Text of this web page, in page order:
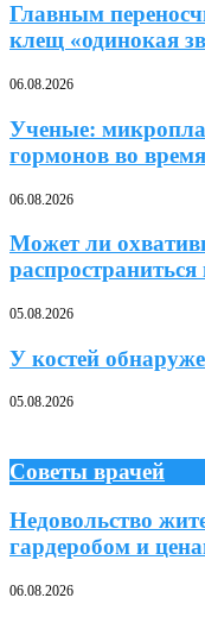
Главным
клещ «одинокая
06.08.2026
Ученые:
гормонов во
06.08.2026
Может ли
распространиться
05.08.2026
У костей
05.08.2026
Советы врачей
Недовольство
гардеробом и
06.08.2026